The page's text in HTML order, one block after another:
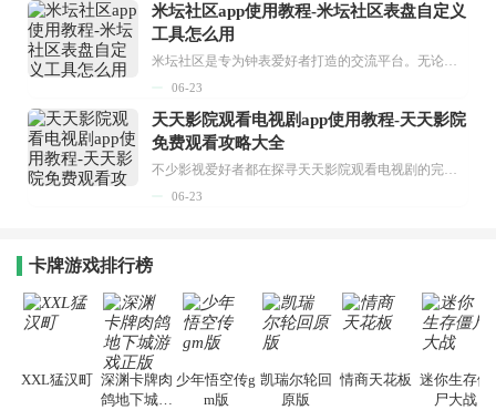
米坛社区app使用教程-米坛社区表盘自定义
工具怎么用
米坛社区是专为钟表爱好者打造的交流平台。无论你是初涉钟表领域的普通爱好者，还是拥有多年收藏经验的资深玩家，都能在此找到属于自己的天地。 无需注册，就能轻松参与其中。通过专业的讨论论坛与丰富的交互功能，你可与世界各地的钟表爱好者畅快交流。若你钟情于钟表，米坛社区无疑是值得一试的理想之选。在这里，你能获取最新的手表资讯，交流见解，提升鉴赏品味，让每一块手表都成为收藏故事中重要的一部分。感兴趣的朋友，不要错过下载机会。...
06-23
天天影院观看电视剧app使用教程-天天影院
免费观看攻略大全
不少影视爱好者都在探寻天天影院观看电视剧的完整方法，结合最新平台使用规则，本篇新手入门攻略全面讲解观看渠道、检索流程、播放设置以及画面模式调整等实用内容。全文适配手机、电脑等主流设备，步骤简洁易懂，无论是初次使用的新手，还是想要优化观影体验的用户，都能参照内容快速上手，熟练掌握平台各项操作技巧，轻松畅享影视内容。...
06-23
卡牌游戏排行榜
XXL猛汉町 深渊卡牌肉
鸽地下城游
少年悟空传g
m版
凯瑞尔轮回
原版
情商天花板 迷你生存僵
尸大战